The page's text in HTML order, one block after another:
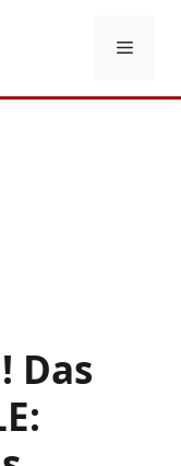
Menü
Das